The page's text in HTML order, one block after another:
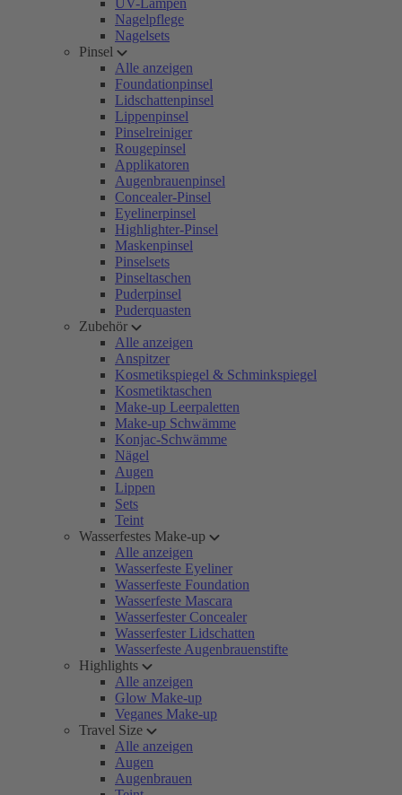
UV-Lampen
Nagelpflege
Nagelsets
Pinsel
Alle anzeigen
Foundationpinsel
Lidschattenpinsel
Lippenpinsel
Pinselreiniger
Rougepinsel
Applikatoren
Augenbrauenpinsel
Concealer-Pinsel
Eyelinerpinsel
Highlighter-Pinsel
Maskenpinsel
Pinselsets
Pinseltaschen
Puderpinsel
Puderquasten
Zubehör
Alle anzeigen
Anspitzer
Kosmetikspiegel & Schminkspiegel
Kosmetiktaschen
Make-up Leerpaletten
Make-up Schwämme
Konjac-Schwämme
Nägel
Augen
Lippen
Sets
Teint
Wasserfestes Make-up
Alle anzeigen
Wasserfeste Eyeliner
Wasserfeste Foundation
Wasserfeste Mascara
Wasserfester Concealer
Wasserfester Lidschatten
Wasserfeste Augenbrauenstifte
Highlights
Alle anzeigen
Glow Make-up
Veganes Make-up
Travel Size
Alle anzeigen
Augen
Augenbrauen